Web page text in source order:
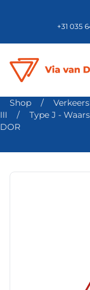
+31 035
Shop /
III
/ Type J -
DOR